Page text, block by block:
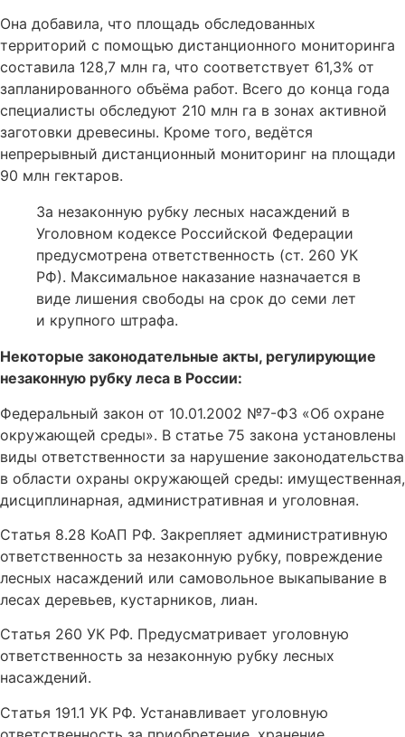
Она добавила, что площадь обследованных
территорий с помощью дистанционного мониторинга
составила 128,7 млн га, что соответствует 61,3% от
запланированного объёма работ. Всего до конца года
специалисты обследуют 210 млн га в зонах активной
заготовки древесины. Кроме того, ведётся
непрерывный дистанционный мониторинг на площади
90 млн гектаров.
За незаконную рубку лесных насаждений в
Уголовном кодексе Российской Федерации
предусмотрена ответственность (ст. 260 УК
РФ). Максимальное наказание назначается в
виде лишения свободы на срок до семи лет
и крупного штрафа.
Некоторые законодательные акты, регулирующие
незаконную рубку леса в России:
Федеральный закон от 10.01.2002 №7-ФЗ «Об охране
окружающей среды». В статье 75 закона установлены
виды ответственности за нарушение законодательства
в области охраны окружающей среды: имущественная,
дисциплинарная, административная и уголовная.
Статья 8.28 КоАП РФ. Закрепляет административную
ответственность за незаконную рубку, повреждение
лесных насаждений или самовольное выкапывание в
лесах деревьев, кустарников, лиан.
Статья 260 УК РФ. Предусматривает уголовную
ответственность за незаконную рубку лесных
насаждений.
Статья 191.1 УК РФ. Устанавливает уголовную